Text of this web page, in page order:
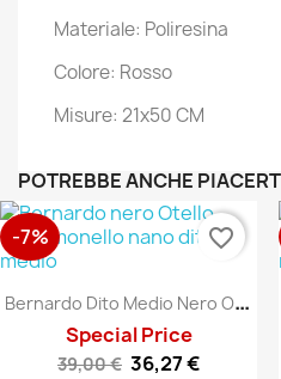
Materiale: Poliresina
Colore: Rosso
Misure: 21x50 CM
POTREBBE ANCHE
B
Ernardo Dito Medio Nero Opaco
Special Price
39,00 € 36,27 €
-7% favorite_border